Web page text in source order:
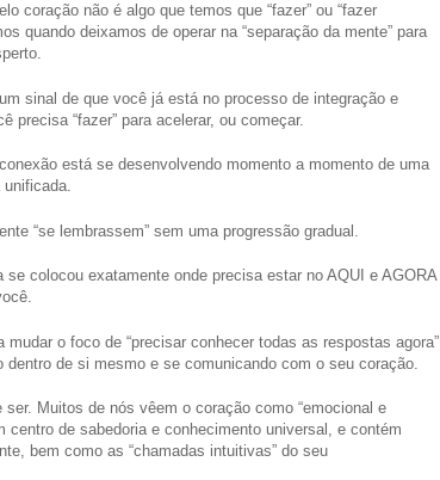
coração não é algo que temos que “fazer” ou “fazer
quando deixamos de operar na “separação da mente” para
sinal de que você já está no processo de integração e
precisa “fazer” para acelerar, ou começar.
está se desenvolvendo momento a momento de uma
unificada.
“se lembrassem” sem uma progressão gradual.
colocou exatamente onde precisa estar no AQUI e AGORA
o foco de “precisar conhecer todas as respostas agora”
de si mesmo e se comunicando com o seu coração.
Muitos de nós vêem o coração como “emocional e
centro de sabedoria e conhecimento universal, e contém
bem como as “chamadas intuitivas” do seu